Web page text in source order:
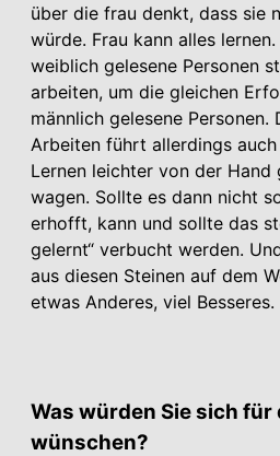
über die frau denkt, dass sie
würde. Frau kann alles
weiblich gelesene Personen
arbeiten, um die gleichen
männlich gelesene Personen.
Arbeiten führt allerdings
Lernen leichter von der Hand
wagen. Sollte es dann nicht
erhofft, kann und sollte das
gelernt“ verbucht werden.
aus diesen Steinen auf dem
etwas Anderes, viel Besseres.
Was würden Sie sich
wünschen?